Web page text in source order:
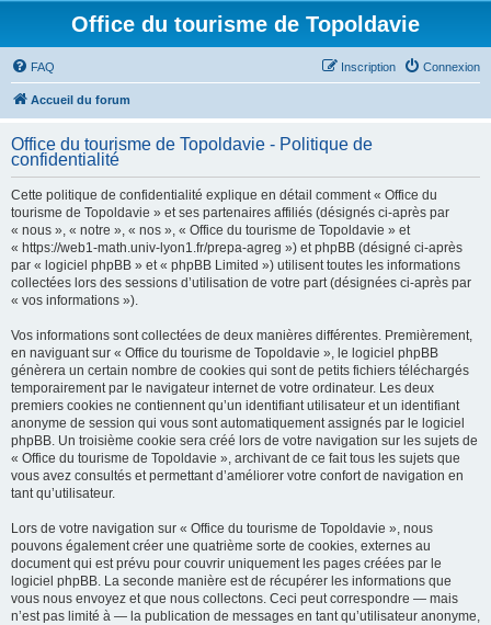
Office du tourisme de Topoldavie
FAQ Connexion
Inscription
Accueil du forum
Office du tourisme de Topoldavie - Politique de
confidentialité
Cette politique de confidentialité explique en détail comment « Office du
tourisme de Topoldavie » et ses partenaires affiliés (désignés ci-après par
« nous », « notre », « nos », « Office du tourisme de Topoldavie » et
« https://web1-math.univ-lyon1.fr/prepa-agreg ») et phpBB (désigné ci-après
par « logiciel phpBB » et « phpBB Limited ») utilisent toutes les informations
collectées lors des sessions d’utilisation de votre part (désignées ci-après par
« vos informations »).
Vos informations sont collectées de deux manières différentes. Premièrement,
en naviguant sur « Office du tourisme de Topoldavie », le logiciel phpBB
génèrera un certain nombre de cookies qui sont de petits fichiers téléchargés
temporairement par le navigateur internet de votre ordinateur. Les deux
premiers cookies ne contiennent qu’un identifiant utilisateur et un identifiant
anonyme de session qui vous sont automatiquement assignés par le logiciel
phpBB. Un troisième cookie sera créé lors de votre navigation sur les sujets de
« Office du tourisme de Topoldavie », archivant de ce fait tous les sujets que
vous avez consultés et permettant d’améliorer votre confort de navigation en
tant qu’utilisateur.
Lors de votre navigation sur « Office du tourisme de Topoldavie », nous
pouvons également créer une quatrième sorte de cookies, externes au
document qui est prévu pour couvrir uniquement les pages créées par le
logiciel phpBB. La seconde manière est de récupérer les informations que
vous nous envoyez et que nous collectons. Ceci peut correspondre — mais
n’est pas limité à — la publication de messages en tant qu’utilisateur anonyme,